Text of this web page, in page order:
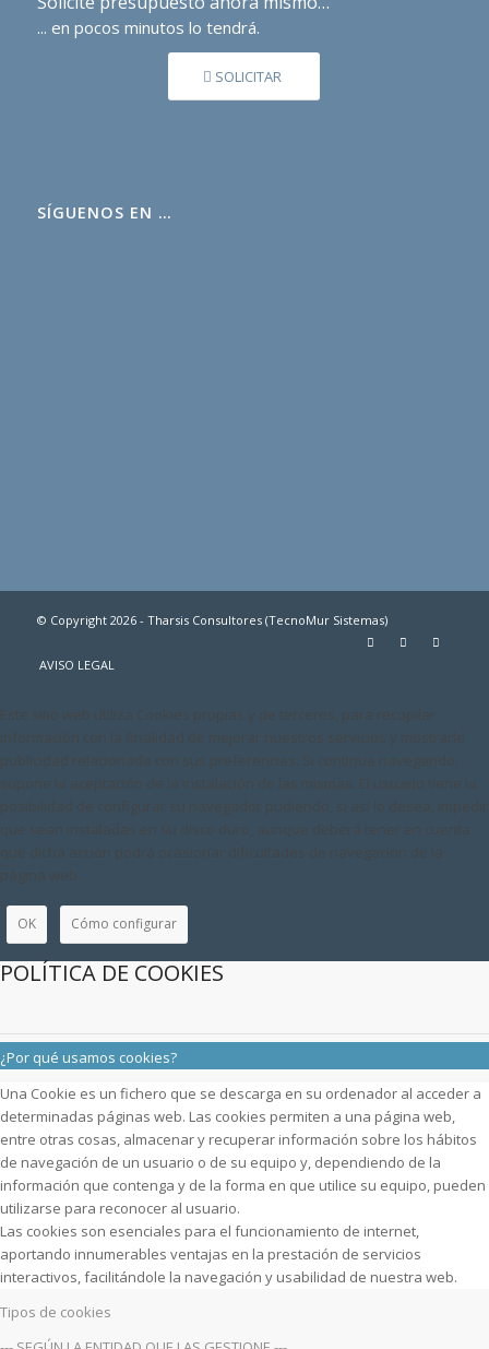
... en pocos minutos lo tendrá.
SOLICITAR
SÍGUENOS EN …
© Copyright 2026 - Tharsis Consultores (TecnoMur Sistemas)
AVISO LEGAL
Este sitio web utiliza Cookies propias y de terceros, para recopilar
información con la finalidad de mejorar nuestros servicios y mostrarle
publicidad relacionada con sus preferencias. Si continua navegando,
supone la aceptación de la instalación de las mismas. El usuario tiene la
posibilidad de configurar su navegador pudiendo, si así lo desea, impedir
que sean instaladas en su disco duro, aunque deberá tener en cuenta
que dicha acción podrá ocasionar dificultades de navegación de la
página web.
OK Cómo configurar
POLÍTICA DE COOKIES
¿Por qué usamos cookies?
Una Cookie es un fichero que se descarga en su ordenador al acceder a
determinadas páginas web. Las cookies permiten a una página web,
entre otras cosas, almacenar y recuperar información sobre los hábitos
de navegación de un usuario o de su equipo y, dependiendo de la
información que contenga y de la forma en que utilice su equipo, pueden
utilizarse para reconocer al usuario.
Las cookies son esenciales para el funcionamiento de internet,
aportando innumerables ventajas en la prestación de servicios
interactivos, facilitándole la navegación y usabilidad de nuestra web.
Tipos de cookies